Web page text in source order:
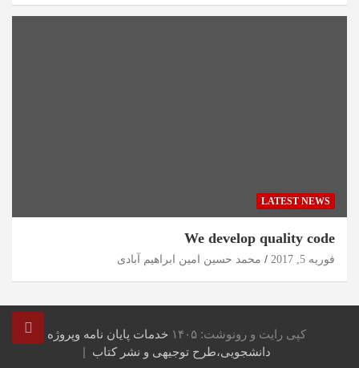
LATEST NEWS
We develop quality code
فوریه 5, 2017 محمد حسین امین ابراهیم آبادی
کپی رایت و رونوشت: ۱۴۰۵
خدمات پایان نامه وپروژه
دانشجویی،طرح توجیهی و نشر کتاب